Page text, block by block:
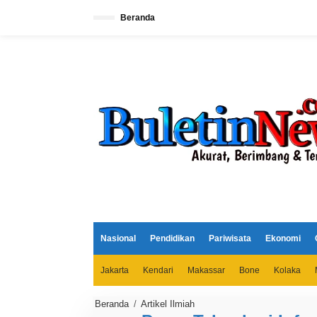
Beranda
Nasional Pendidikan Pariwisata Ekonomi
Jakarta Kendari Makassar Bone Kolaka
Beranda / Artikel Ilmiah
e